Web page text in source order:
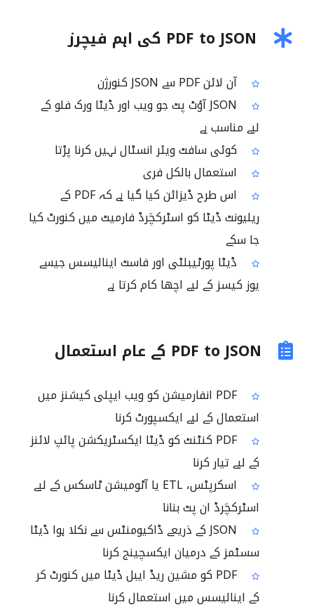
PDF to JSON کی اہم فیچرز
آن لائن PDF سے JSON کنورژن
JSON آؤٹ پٹ جو ویب اور ڈیٹا ورک فلو کے
لیے مناسب ہے
کوئی سافٹ ویئر انسٹال نہیں کرنا پڑتا
استعمال بالکل فری
اس طرح ڈیزائن کیا گیا ہے کہ PDF کے
ریلیونٹ ڈیٹا کو اسٹرکچَرڈ فارمیٹ میں کنورٹ کیا
جا سکے
ڈیٹا پورٹیبلٹی اور فاسٹ اینالیسس جیسے
یوز کیسز کے لیے اچھا کام کرتا ہے
PDF to JSON کے عام استعمال
PDF انفارمیشن کو ویب ایپلی کیشنز میں
استعمال کے لیے ایکسپورٹ کرنا
PDF کنٹنٹ کو ڈیٹا ایکسٹریکشن پائپ لائنز
کے لیے تیار کرنا
اسکرپٹس، ETL یا آٹومیشن ٹاسکس کے لیے
اسٹرکچَرڈ ان پٹ بنانا
JSON کے ذریعے ڈاکیومنٹس سے نکلا ہوا ڈیٹا
سسٹمز کے درمیان ایکسچینج کرنا
PDF کو مشین ریڈ ایبل ڈیٹا میں کنورٹ کر
کے اینالیسس میں استعمال کرنا